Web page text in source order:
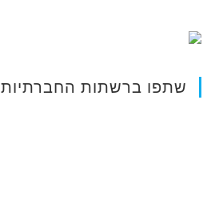
שתפו ברשתות החברתיות